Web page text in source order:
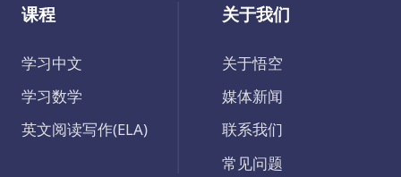
课程
学习中文
学习数学
英文阅读写作(ELA)
关于我们
关于悟空
媒体新闻
联系我们
常见问题